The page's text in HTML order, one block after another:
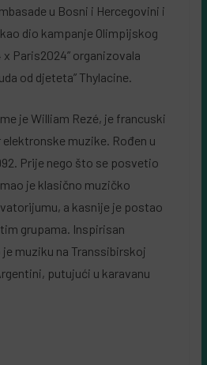
u Bosni i Hercegovini i
dio kampanje Olimpijskog
x Paris2024” organizovala
od djeteta” Thylacine.
je William Rezé, je francuski
muzike. Rođen u
Prije nego što se posvetio
je klasično muzičko
a kasnije je postao
grupama. Inspirisan
muziku na Transsibirskoj
putujući u karavanu